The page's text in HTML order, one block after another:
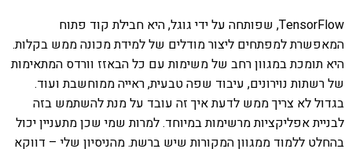
TensorFlow, שפותחה על ידי גוגל, היא חבילת קוד פתוח
המאפשרת למפתחים ליצור מודלים של למידת מכונה ממש בקלות.
היא תומכת במגוון רחב של משימות עם כל הבאזז וורדס המתאימות
של רשתות נוירונים, עיבוד שפה טבעית, ראייה ממוחשבת ועוד.
בגדול לא צריך ממש לדעת איך זה עובד על מנת להשתמש בזה
לבניית אפליקציות מרשימות במיוחד. למרות שמי שכן מתעניין יכול
בהחלט ללמוד ממגוון המקורות שיש ברשת. מהניסיון שלי – דווקא